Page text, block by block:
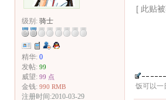
级别: 骑士
精华: 0
发帖: 99
威望: 99 点
金钱: 990 RMB
注册时间:2010-03-29
[ 此贴
饭可以一